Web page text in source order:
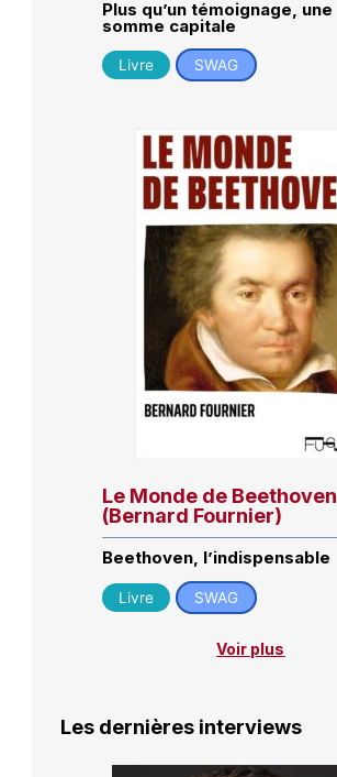
Plus qu’un témoignage, une
somme capitale
Livre SWAG
Le Monde de Beethoven
(Bernard Fournier)
Beethoven, l’indispensable
Livre SWAG
Voir plus
Les dernières interviews